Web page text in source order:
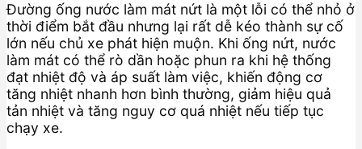
Đường ống nước làm mát nứt là một lỗi có thể nhỏ ở
thời điểm bắt đầu nhưng lại rất dễ kéo thành sự cố
lớn nếu chủ xe phát hiện muộn. Khi ống nứt, nước
làm mát có thể rò dần hoặc phun ra khi hệ thống
đạt nhiệt độ và áp suất làm việc, khiến động cơ
tăng nhiệt nhanh hơn bình thường, giảm hiệu quả
tản nhiệt và tăng nguy cơ quá nhiệt nếu tiếp tục
chạy xe.